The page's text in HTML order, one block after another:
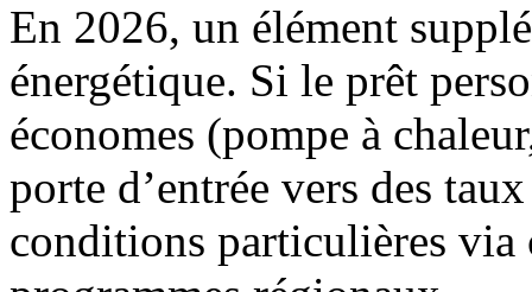
En 2026, un élément
énergétique. Si le prêt
économes (pompe à
porte d’entrée vers des
conditions particulières via